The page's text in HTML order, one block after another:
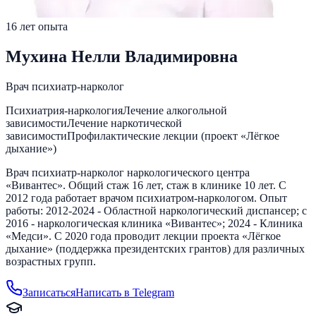
16 лет опыта
Мухина Нелли Владимировна
Врач психиатр-нарколог
Психиатрия-наркологияЛечение алкогольной
зависимостиЛечение наркотической
зависимостиПрофилактические лекции (проект «Лёгкое
дыхание»)
Врач психиатр-нарколог наркологического центра
«Вивантес». Общий стаж 16 лет, стаж в клинике 10 лет. С
2012 года работает врачом психиатром-наркологом. Опыт
работы: 2012-2024 - Областной наркологический диспансер; с
2016 - наркологическая клиника «Вивантес»; 2024 - Клиника
«Медси». С 2020 года проводит лекции проекта «Лёгкое
дыхание» (поддержка президентских грантов) для различных
возрастных групп.
ЗаписатьсяНаписать в Telegram